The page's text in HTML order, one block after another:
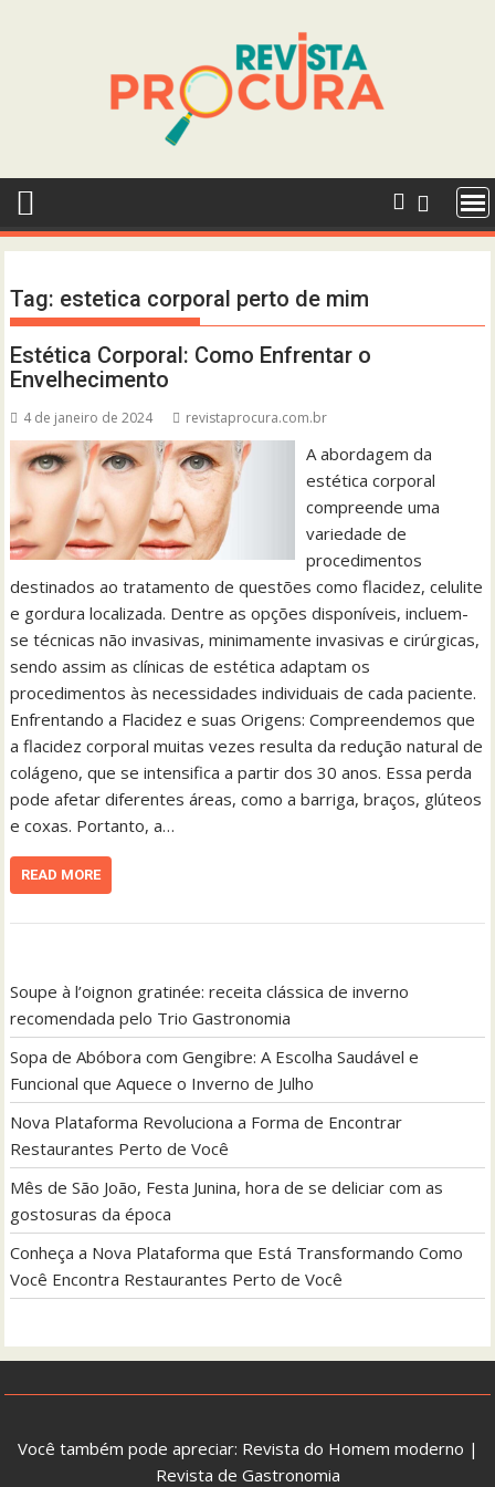
Tag: estetica corporal perto de mim
Estética Corporal: Como Enfrentar o
Envelhecimento
4 de janeiro de 2024 revistaprocura.com.br
A abordagem da
estética corporal
compreende uma
variedade de
procedimentos
destinados ao tratamento de questões como flacidez, celulite
e gordura localizada. Dentre as opções disponíveis, incluem-
se técnicas não invasivas, minimamente invasivas e cirúrgicas,
sendo assim as clínicas de estética adaptam os
procedimentos às necessidades individuais de cada paciente.
Enfrentando a Flacidez e suas Origens: Compreendemos que
a flacidez corporal muitas vezes resulta da redução natural de
colágeno, que se intensifica a partir dos 30 anos. Essa perda
pode afetar diferentes áreas, como a barriga, braços, glúteos
e coxas. Portanto, a…
READ MORE
Soupe à l’oignon gratinée: receita clássica de inverno
recomendada pelo Trio Gastronomia
Sopa de Abóbora com Gengibre: A Escolha Saudável e
Funcional que Aquece o Inverno de Julho
Nova Plataforma Revoluciona a Forma de Encontrar
Restaurantes Perto de Você
Mês de São João, Festa Junina, hora de se deliciar com as
gostosuras da época
Conheça a Nova Plataforma que Está Transformando Como
Você Encontra Restaurantes Perto de Você
Você também pode apreciar: Revista do Homem moderno |
Revista de Gastronomia